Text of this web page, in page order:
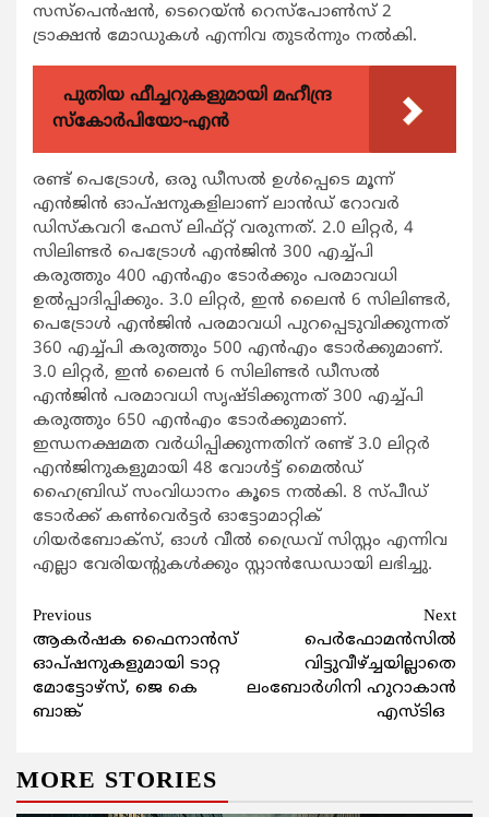
സസ്പെൻഷൻ, ടെറെയ്ൻ റെസ്പോൺസ് 2
ട്രാക്ഷൻ മോഡുകൾ എന്നിവ തുടർന്നും നൽകി.
പുതിയ ഫീച്ചറുകളുമായി മഹീന്ദ്ര
സ്കോർപിയോ-എൻ
രണ്ട് പെട്രോൾ, ഒരു ഡീസൽ ഉൾപ്പെടെ മൂന്ന്
എൻജിൻ ഓപ്ഷനുകളിലാണ് ലാൻഡ് റോവർ
ഡിസ്കവറി ഫേസ് ലിഫ്റ്റ് വരുന്നത്. 2.0 ലിറ്റർ, 4
സിലിണ്ടർ പെട്രോൾ എൻജിൻ 300 എച്ച്പി
കരുത്തും 400 എൻഎം ടോർക്കും പരമാവധി
ഉൽപ്പാദിപ്പിക്കും. 3.0 ലിറ്റർ, ഇൻ ലൈൻ 6 സിലിണ്ടർ,
പെട്രോൾ എൻജിൻ പരമാവധി പുറപ്പെടുവിക്കുന്നത്
360 എച്ച്പി കരുത്തും 500 എൻഎം ടോർക്കുമാണ്.
3.0 ലിറ്റർ, ഇൻ ലൈൻ 6 സിലിണ്ടർ ഡീസൽ
എൻജിൻ പരമാവധി സൃഷ്ടിക്കുന്നത് 300 എച്ച്പി
കരുത്തും 650 എൻഎം ടോർക്കുമാണ്.
ഇന്ധനക്ഷമത വർധിപ്പിക്കുന്നതിന് രണ്ട് 3.0 ലിറ്റർ
എൻജിനുകളുമായി 48 വോൾട്ട് മൈൽഡ്
ഹൈബ്രിഡ് സംവിധാനം കൂടെ നൽകി. 8 സ്പീഡ്
ടോർക്ക് കൺവെർട്ടർ ഓട്ടോമാറ്റിക്
ഗിയർബോക്സ്, ഓൾ വീൽ ഡ്രൈവ് സിസ്റ്റം എന്നിവ
എല്ലാ വേരിയന്റുകൾക്കും സ്റ്റാൻഡേഡായി ലഭിച്ചു.
Continue
Reading
Previous
ആകര്‍ഷക ഫൈനാന്‍സ്
ഓപ്ഷനുകളുമായി ടാറ്റ
മോട്ടോഴ്സ്, ജെ കെ
ബാങ്ക്
Next
പെര്‍ഫോമന്‍സില്‍
വിട്ടുവീഴ്ച്ചയില്ലാതെ
ലംബോര്‍ഗിനി ഹുറാകാന്‍
എസ്ടിഒ
MORE STORIES